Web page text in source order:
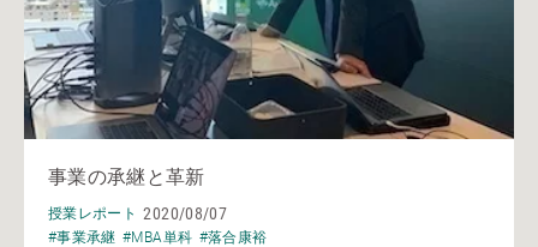
事業の承継と革新
授業レポート 2020/08/07
#事業承継 #MBA単科 #落合康裕